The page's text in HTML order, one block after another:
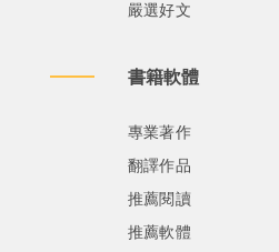
嚴選好文
書籍軟體
專業著作
翻譯作品
推薦閱讀
推薦軟體